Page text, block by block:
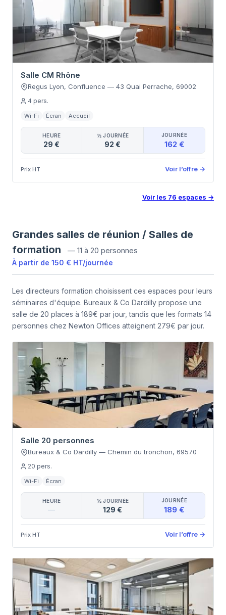
Salle CM Rhône
Regus Lyon, Confluence — 43 Quai Perrache, 69002
4 pers.
Wi-Fi Écran Accueil
HEURE
29 €
½ JOURNÉE
92 €
JOURNÉE
162 €
Prix HT Voir l’offre →
Voir les 76 espaces →
Grandes salles de réunion / Salles de
formation
— 11 à 20 personnes
À partir de 150 € HT/journée
Les directeurs formation choisissent ces espaces pour leurs
séminaires d'équipe. Bureaux & Co Dardilly propose une
salle de 20 places à 189€ par jour, tandis que les formats 14
personnes chez Newton Offices atteignent 279€ par jour.
Salle 20 personnes
Bureaux & Co Dardilly — Chemin du tronchon, 69570
20 pers.
Wi-Fi Écran
HEURE
—
½ JOURNÉE
129 €
JOURNÉE
189 €
Prix HT Voir l’offre →